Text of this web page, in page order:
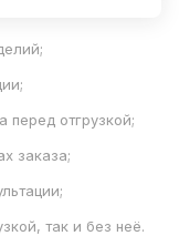
перед отгрузкой;
заказа;
так и без неё.